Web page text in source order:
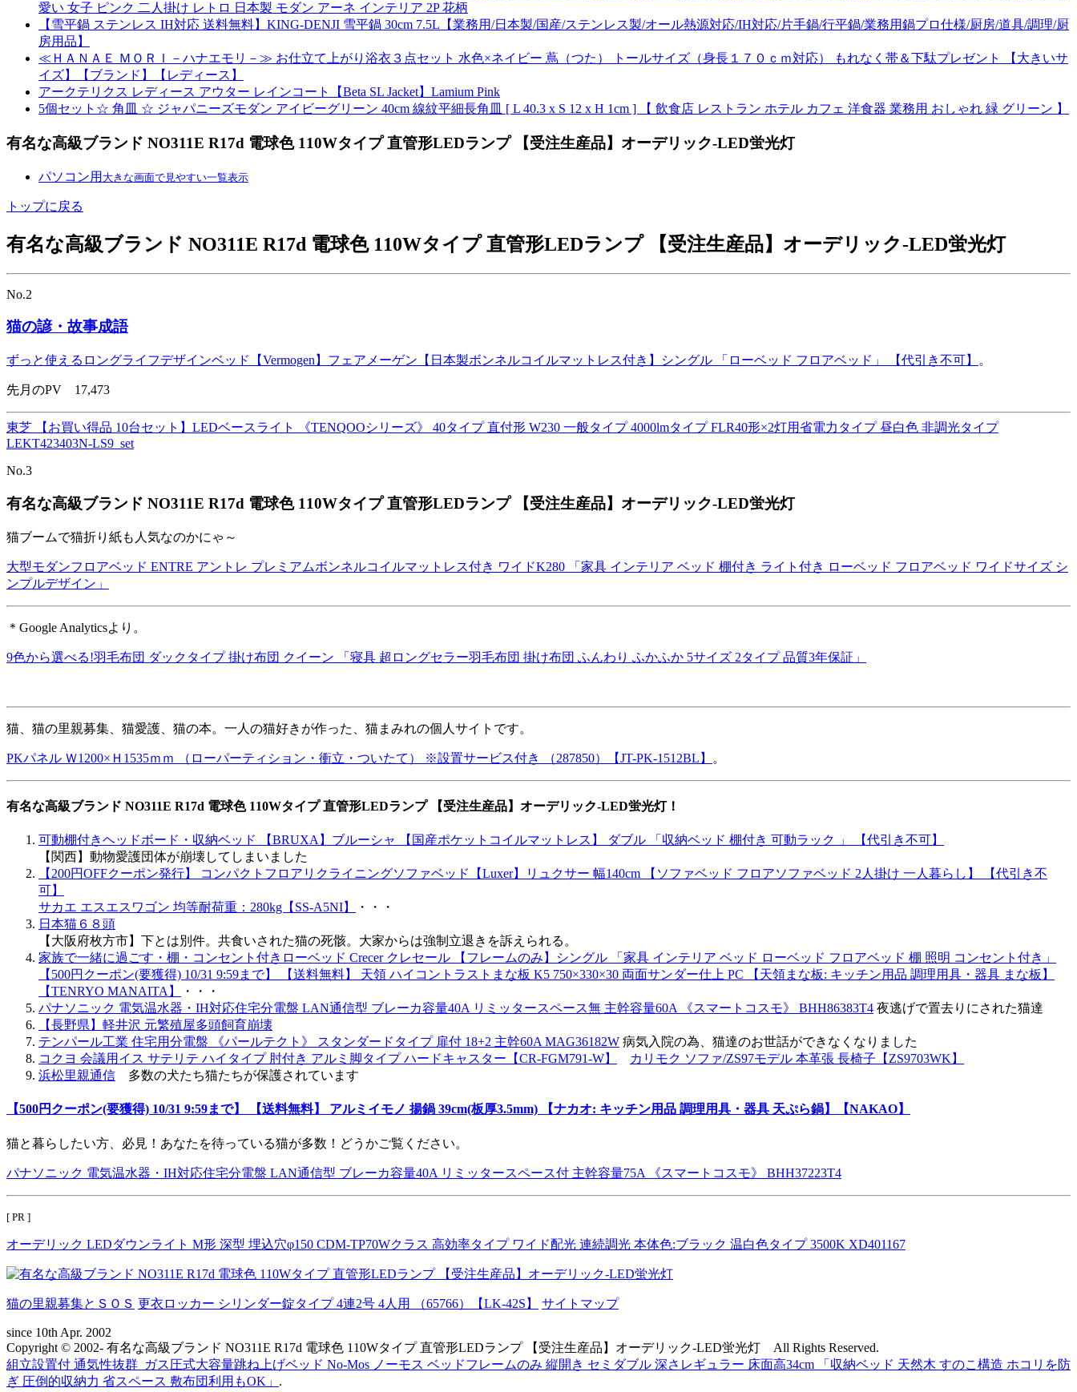
愛い 女子 ピンク 二人掛け レトロ 日本製 モダン アーネ インテリア 2P 花柄
【雪平鍋 ステンレス IH対応 送料無料】KING-DENJI 雪平鍋 30cm 7.5L【業務用/日本製/国産/ステンレス製/オール熱源対応/IH対応/片手鍋/行平鍋/業務用鍋プロ仕様/厨房/道具/調理/厨
房用品】
≪ＨＡＮＡＥ ＭＯＲＩ－ハナエモリ－≫ お仕立て上がり浴衣３点セット 水色×ネイビー 蔦（つた） トールサイズ（身長１７０ｃｍ対応） もれなく帯＆下駄プレゼント 【大きいサ
イズ】【ブランド】【レディース】
アークテリクス レディース アウター レインコート【Beta SL Jacket】Lamium Pink
5個セット☆ 角皿 ☆ ジャパニーズモダン アイビーグリーン 40cm 線紋平細長角皿 [ L 40.3 x S 12 x H 1cm ] 【 飲食店 レストラン ホテル カフェ 洋食器 業務用 おしゃれ 緑 グリーン 】
有名な高級ブランド NO311E R17d 電球色 110Wタイプ 直管形LEDランプ 【受注生産品】オーデリック-LED蛍光灯
パソコン用 大きな画面で見やすい一覧表示
トップに戻る
有名な高級ブランド NO311E R17d 電球色 110Wタイプ 直管形LEDランプ 【受注生産品】オーデリック-LED蛍光灯
No.2
猫の諺・故事成語
ずっと使えるロングライフデザインベッド【Vermogen】フェアメーゲン【日本製ボンネルコイルマットレス付き】シングル 「ローベッド フロアベッド」 【代引き不可】 。
先月のPV 17,473
東芝 【お買い得品 10台セット】LEDベースライト 《TENQOOシリーズ》 40タイプ 直付形 W230 一般タイプ 4000lmタイプ FLR40形×2灯用省電力タイプ 昼白色 非調光タイプ
LEKT423403N-LS9_set
No.3
有名な高級ブランド NO311E R17d 電球色 110Wタイプ 直管形LEDランプ 【受注生産品】オーデリック-LED蛍光灯
猫ブームで猫折り紙も人気なのかにゃ～
大型モダンフロアベッド ENTRE アントレ プレミアムボンネルコイルマットレス付き ワイドK280 「家具 インテリア ベッド 棚付き ライト付き ローベッド フロアベッド ワイドサイズ シ
ンプルデザイン」
＊Google Analyticsより。
9色から選べる!羽毛布団 ダックタイプ 掛け布団 クイーン 「寝具 超ロングセラー羽毛布団 掛け布団 ふんわり ふかふか 5サイズ 2タイプ 品質3年保証」
猫、猫の里親募集、猫愛護、猫の本。一人の猫好きが作った、猫まみれの個人サイトです。
PKパネル Ｗ1200×Ｈ1535ｍｍ （ローパーティション・衝立・ついたて） ※設置サービス付き （287850）【JT-PK-1512BL】 。
有名な高級ブランド NO311E R17d 電球色 110Wタイプ 直管形LEDランプ 【受注生産品】オーデリック-LED蛍光灯！
可動棚付きヘッドボード・収納ベッド 【BRUXA】ブルーシャ 【国産ポケットコイルマットレス】 ダブル 「収納ベッド 棚付き 可動ラック 」 【代引き不可】
【関西】動物愛護団体が崩壊してしまいました
【200円OFFクーポン発行】 コンパクトフロアリクライニングソファベッド【Luxer】リュクサー 幅140cm 【ソファベッド フロアソファベッド 2人掛け 一人暮らし】 【代引き不
可】
サカエ エスエスワゴン 均等耐荷重：280kg【SS-A5NI】
・・・
日本猫６８頭
【大阪府枚方市】下とは別件。共食いされた猫の死骸。大家からは強制立退きを訴えられる。
家族で一緒に過ごす・棚・コンセント付きローベッド Crecer クレセール 【フレームのみ】シングル 「家具 インテリア ベッド ローベッド フロアベッド 棚 照明 コンセント付き」
【500円クーポン(要獲得) 10/31 9:59まで】 【送料無料】 天領 ハイコントラストまな板 K5 750×330×30 両面サンダー仕上 PC 【天領まな板: キッチン用品 調理用具・器具 まな板】
【TENRYO MANAITA】
・・・
パナソニック 電気温水器・IH対応住宅分電盤 LAN通信型 ブレーカ容量40A リミッタースペース無 主幹容量60A 《スマートコスモ》 BHH86383T4 夜逃げで置去りにされた猫達
【長野県】軽井沢 元繁殖屋多頭飼育崩壊
テンパール工業 住宅用分電盤 《パールテクト》 スタンダードタイプ 扉付 18+2 主幹60A MAG36182W 病気入院の為、猫達のお世話ができなくなりました
コクヨ 会議用イス サテリテ ハイタイプ 肘付き アルミ脚タイプ ハードキャスター【CR-FGM791-W】
カリモク ソファ/ZS97モデル 本革張 長椅子【ZS9703WK】
浜松里親通信 多数の犬たち猫たちが保護されています
【500円クーポン(要獲得) 10/31 9:59まで】 【送料無料】 アルミイモノ 揚鍋 39cm(板厚3.5mm) 【ナカオ: キッチン用品 調理用具・器具 天ぷら鍋】【NAKAO】
猫と暮らしたい方、必見！あなたを待っている猫が多数！どうかご覧ください。
パナソニック 電気温水器・IH対応住宅分電盤 LAN通信型 ブレーカ容量40A リミッタースペース付 主幹容量75A 《スマートコスモ》 BHH37223T4
[ PR ]
オーデリック LEDダウンライト M形 深型 埋込穴φ150 CDM-TP70Wクラス 高効率タイプ ワイド配光 連続調光 本体色:ブラック 温白色タイプ 3500K XD401167
猫の里親募集とＳＯＳ 更衣ロッカー シリンダー錠タイプ 4連2号 4人用 （65766）【LK-42S】 サイトマップ
since 10th Apr. 2002
Copyright © 2002- 有名な高級ブランド NO311E R17d 電球色 110Wタイプ 直管形LEDランプ 【受注生産品】オーデリック-LED蛍光灯 All Rights Reserved.
組立設置付 通気性抜群_ガス圧式大容量跳ね上げベッド No-Mos ノーモス ベッドフレームのみ 縦開き セミダブル 深さレギュラー 床面高34cm 「収納ベッド 天然木 すのこ構造 ホコリを防
ぎ 圧倒的収納力 省スペース 敷布団利用もOK」 .